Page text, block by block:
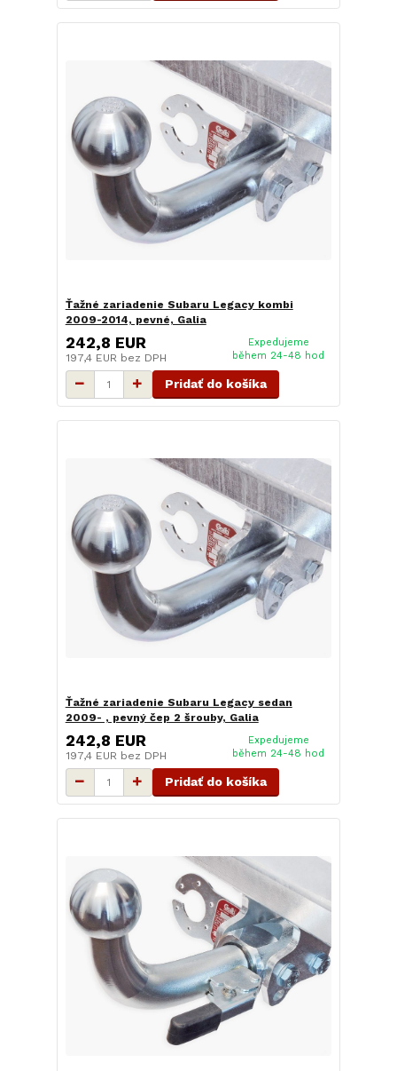
Ťažné zariadenie Subaru Legacy kombi
2009-2014, pevné, Galia
242,8 EUR
197,4 EUR bez DPH
Expedujeme
během 24-48 hod
Pridať do košíka
Ťažné zariadenie Subaru Legacy sedan
2009- , pevný čep 2 šrouby, Galia
242,8 EUR
197,4 EUR bez DPH
Expedujeme
během 24-48 hod
Pridať do košíka